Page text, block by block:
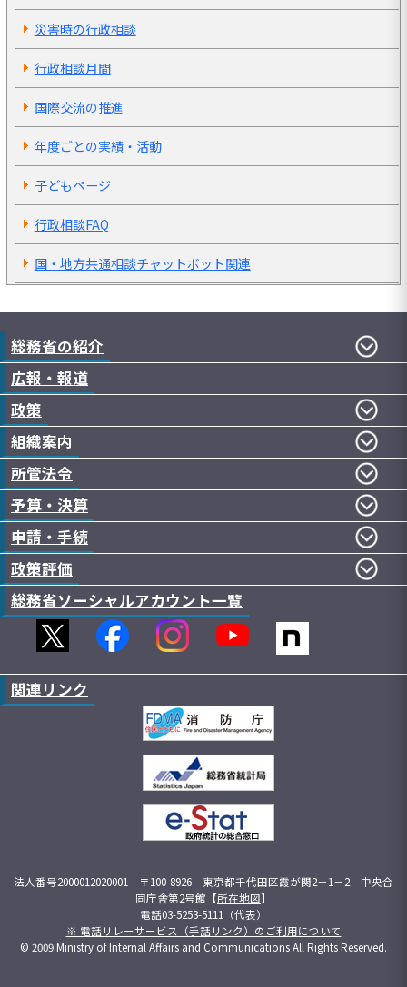
災害時の行政相談
行政相談月間
国際交流の推進
年度ごとの実績・活動
子どもページ
行政相談FAQ
国・地方共通相談チャットボット関連
総務省の紹介
広報・報道
政策
組織案内
所管法令
予算・決算
申請・手続
政策評価
総務省ソーシャルアカウント一覧
関連リンク
法人番号2000012020001 〒100-8926 東京都千代田区霞が関2－1－2 中央合
同庁舎第2号館【所在地図】
電話03-5253-5111（代表）
※ 電話リレーサービス（手話リンク）のご利用について
© 2009 Ministry of Internal Affairs and Communications All Rights Reserved.